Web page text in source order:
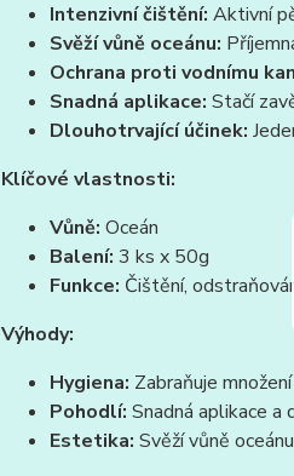
Intenzivní čištění: Aktivní
Svěží vůně oceánu:
Ochrana proti vodnímu
Snadná aplikace: Stačí
Dlouhotrvající účinek:
Klíčové vlastnosti:
Vůně: Oceán
Balení: 3 ks x 50g
Funkce: Čištění,
Výhody:
Hygiena: Zabraňuje
Pohodlí: Snadná aplikace a
Estetika: Svěží vůně